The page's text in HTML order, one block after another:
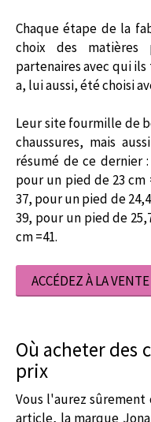
Chaque étape de la
choix des
partenaires avec qui
a, lui aussi, été choisi
Leur site fourmille de
chaussures, mais
résumé de ce dernier
pour un pied de 23
37, pour un pied de
39, pour un pied de
cm =41.
ACCÉDEZ À LA VENTE
Où acheter des
prix
Vous l'aurez
article, la marque